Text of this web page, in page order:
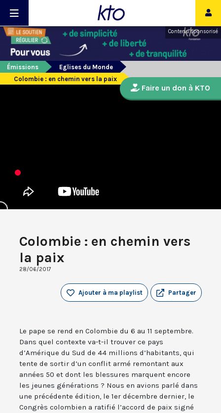
Contenu sponsorisé
Émissions
Eglises du Monde
Colombie : en chemin vers la paix
Colombie : en chemin vers
la paix
28/06/2017
Partager
Ajouter à ma playlist
Le pape se rend en Colombie du 6 au 11 septembre.
Dans quel contexte va-t-il trouver ce pays
d’Amérique du Sud de 44 millions d’habitants, qui
tente de sortir d’un conflit armé remontant aux
années 50 et dont les blessures marquent encore
les jeunes générations ? Nous en avions parlé dans
une précédente édition, le 1er décembre dernier, le
Congrès colombien a ratifié l’accord de paix signé
Faire un don à KTO